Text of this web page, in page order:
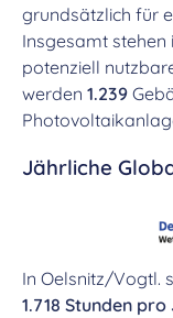
grundsätzlich für
Insgesamt stehen
potenziell
werden 1.239
Jährliche
In Oelsnitz/Vogtl.
1.718 Stunden